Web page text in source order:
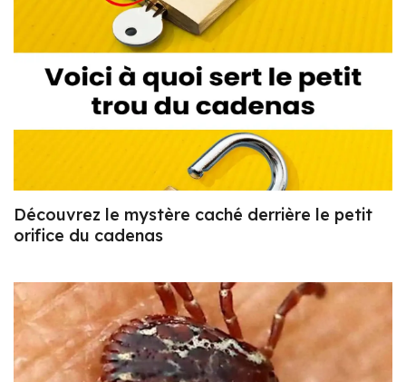
Découvrez le mystère caché derrière le petit
orifice du cadenas